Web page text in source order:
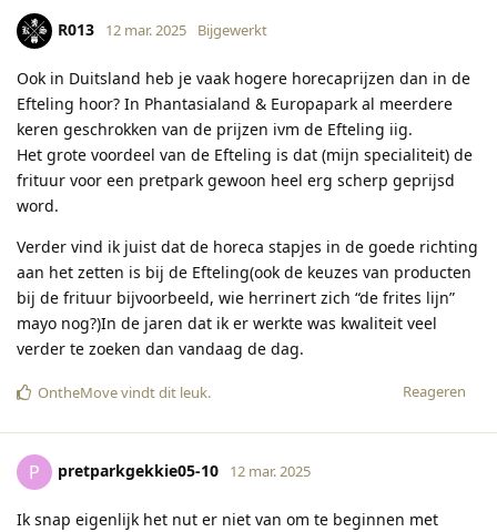
R013 12 mar. 2025 Bijgewerkt
Ook in Duitsland heb je vaak hogere horecaprijzen dan in de
Efteling hoor? In Phantasialand & Europapark al meerdere
keren geschrokken van de prijzen ivm de Efteling iig.
Het grote voordeel van de Efteling is dat (mijn specialiteit) de
frituur voor een pretpark gewoon heel erg scherp geprijsd
word.
Verder vind ik juist dat de horeca stapjes in de goede richting
aan het zetten is bij de Efteling(ook de keuzes van producten
bij de frituur bijvoorbeeld, wie herrinert zich “de frites lijn”
mayo nog?)In de jaren dat ik er werkte was kwaliteit veel
verder te zoeken dan vandaag de dag.
Reageren
OntheMovevindt dit leuk.
P pretparkgekkie05-10 12 mar. 2025
Ik snap eigenlijk het nut er niet van om te beginnen met